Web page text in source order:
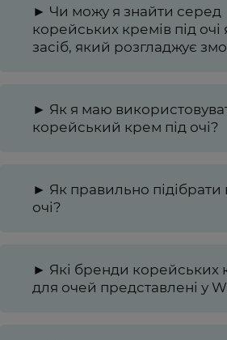
► Чи можу я знайти серед
корейських кремів під очі
засіб, який розгладжує
► Як я маю
корейський крем під очі?
► Як правильно підібрати
очі?
► Які бренди корейських
для очей представлені у